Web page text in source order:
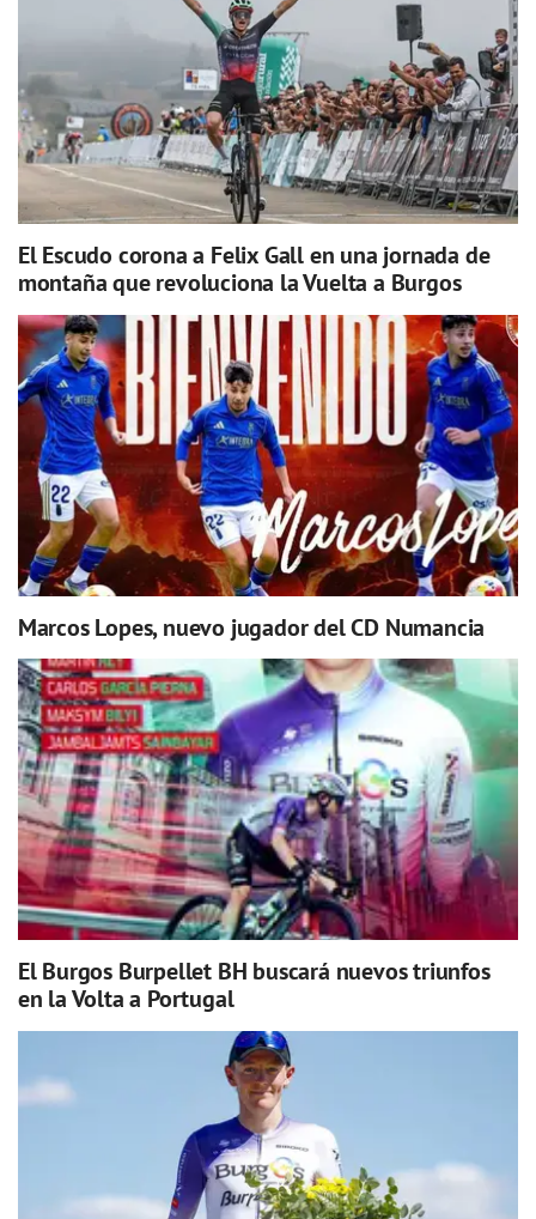
El Escudo corona a Felix Gall en una jornada de
montaña que revoluciona la Vuelta a Burgos
Marcos Lopes, nuevo jugador del CD Numancia
El Burgos Burpellet BH buscará nuevos triunfos
en la Volta a Portugal